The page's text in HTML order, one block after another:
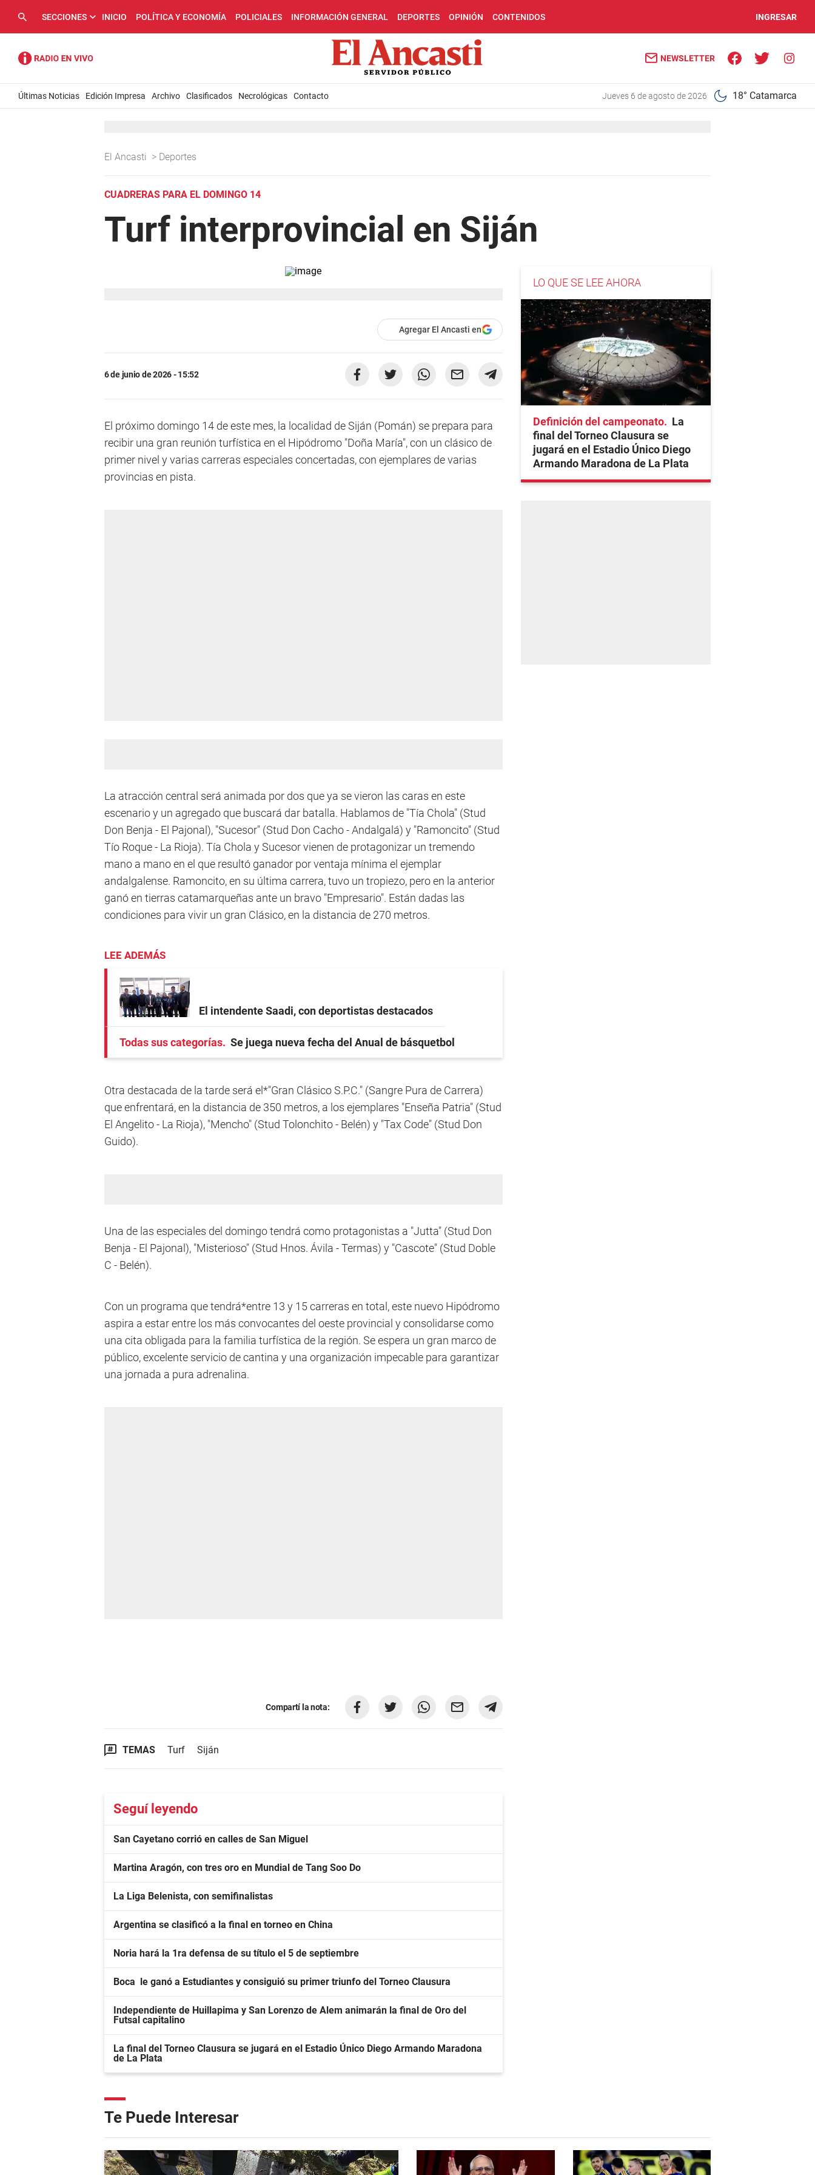
SECCIONES INICIO POLÍTICA Y ECONOMÍA POLICIALES INFORMACIÓN GENERAL DEPORTES OPINIÓN CONTENIDOS INGRESAR
NEWSLETTER
Últimas Noticias Edición Impresa Archivo Clasificados Necrológicas Contacto jueves 6 de agosto de 2026 18° Catamarca
El Ancasti > Deportes
CUADRERAS PARA EL DOMINGO 14
Turf interprovincial en Siján
Agregar El Ancasti en
6 de junio de 2026 - 15:52
El próximo domingo 14 de este mes, la localidad de Siján (Pomán) se prepara para
recibir una gran reunión turfística en el Hipódromo "Doña María", con un clásico de
primer nivel y varias carreras especiales concertadas, con ejemplares de varias
provincias en pista.
La atracción central será animada por dos que ya se vieron las caras en este
escenario y un agregado que buscará dar batalla. Hablamos de "Tía Chola" (Stud
Don Benja - El Pajonal), "Sucesor" (Stud Don Cacho - Andalgalá) y "Ramoncito" (Stud
Tío Roque - La Rioja). Tía Chola y Sucesor vienen de protagonizar un tremendo
mano a mano en el que resultó ganador por ventaja mínima el ejemplar
andalgalense. Ramoncito, en su última carrera, tuvo un tropiezo, pero en la anterior
ganó en tierras catamarqueñas ante un bravo "Empresario". Están dadas las
condiciones para vivir un gran Clásico, en la distancia de 270 metros.
LEE ADEMÁS
El intendente Saadi, con deportistas destacados
Todas sus categorías Se juega nueva fecha del Anual de básquetbol
Otra destacada de la tarde será el*"Gran Clásico S.P.C." (Sangre Pura de Carrera)
que enfrentará, en la distancia de 350 metros, a los ejemplares "Enseña Patria" (Stud
El Angelito - La Rioja), "Mencho" (Stud Tolonchito - Belén) y "Tax Code" (Stud Don
Guido).
Una de las especiales del domingo tendrá como protagonistas a "Jutta" (Stud Don
Benja - El Pajonal), "Misterioso" (Stud Hnos. Ávila - Termas) y "Cascote" (Stud Doble
C - Belén).
Con un programa que tendrá*entre 13 y 15 carreras en total, este nuevo Hipódromo
aspira a estar entre los más convocantes del oeste provincial y consolidarse como
una cita obligada para la familia turfística de la región. Se espera un gran marco de
público, excelente servicio de cantina y una organización impecable para garantizar
una jornada a pura adrenalina.
Compartí la nota:
TEMAS Turf Siján
Seguí leyendo
San Cayetano corrió en calles de San Miguel
Martina Aragón, con tres oro en Mundial de Tang Soo Do
La Liga Belenista, con semifinalistas
Argentina se clasificó a la final en torneo en China
Noria hará la 1ra defensa de su título el 5 de septiembre
Boca le ganó a Estudiantes y consiguió su primer triunfo del Torneo Clausura
Independiente de Huillapima y San Lorenzo de Alem animarán la final de Oro del
Futsal capitalino
La final del Torneo Clausura se jugará en el Estadio Único Diego Armando Maradona
de La Plata
LO QUE SE LEE AHORA
Definición del campeonato
La
final del Torneo Clausura se
jugará en el Estadio Único Diego
Armando Maradona de La Plata
Te Puede Interesar